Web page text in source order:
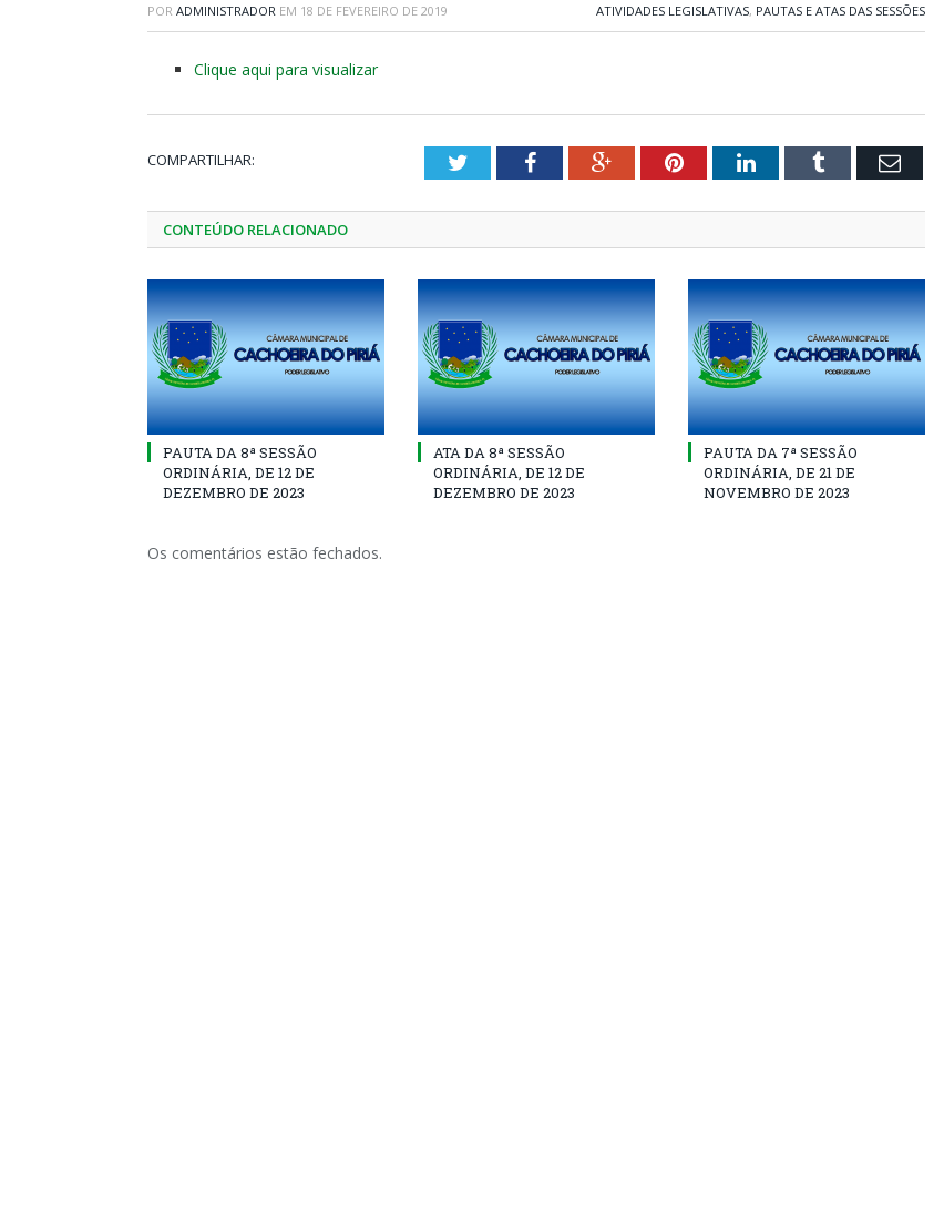
POR ADMINISTRADOR EM 18 DE FEVEREIRO DE 2019 ATIVIDADES LEGISLATIVAS, PAUTAS E ATAS DAS SESSÕES
Clique aqui para visualizar
COMPARTILHAR: TwitterFacebookGoogle+PinterestLinkedInTumblr Email
CONTEÚDO RELACIONADO
PAUTA DA 8ª SESSÃO
ORDINÁRIA, DE 12 DE
DEZEMBRO DE 2023
ATA DA 8ª SESSÃO
ORDINÁRIA, DE 12 DE
DEZEMBRO DE 2023
PAUTA DA 7ª SESSÃO
ORDINÁRIA, DE 21 DE
NOVEMBRO DE 2023
Os comentários estão fechados.